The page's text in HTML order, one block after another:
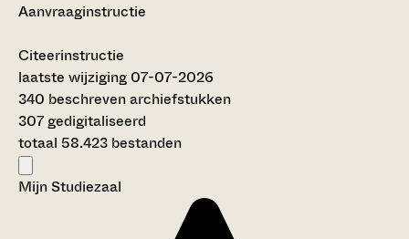
Aanvraaginstructie
Citeerinstructie
laatste wijziging 07-07-2026
340 beschreven archiefstukken
307 gedigitaliseerd
totaal 58.423 bestanden
Mijn Studiezaal